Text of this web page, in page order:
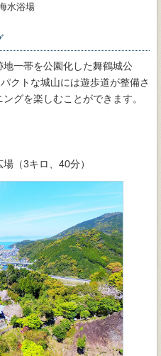
水浴場
一帯を公園化した舞鶴城公
クトな城山には遊歩道が整備さ
グを楽しむことができます。
（3キロ、40分）